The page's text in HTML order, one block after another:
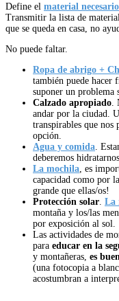
Define el material necesario
Transmitir la lista de
que se queda en casa, no
No puede faltar.
Ropa de abrigo +
también puede hacer
suponer un problema
Calzado apropiado
andar por la ciudad.
transpirables que
opción.
Agua y comida .
deberemos
La mochila , es
capacidad como por
grande que ellas/os!
Protección solar La
montaña y los/las
por exposición al sol.
Las actividades de
para educar en la
y montañeras, es
(una fotocopia a
acostumbran a